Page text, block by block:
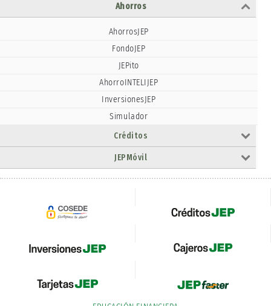
Ahorros
AhorrosJEP
FondoJEP
JEPito
AhorroINTELIJEP
InversionesJEP
Simulador
Créditos
JEPMóvil